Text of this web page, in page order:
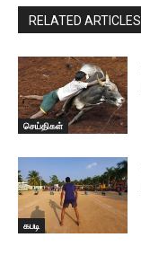
RELATED ARTICLES
செய்திகள்
கபடி